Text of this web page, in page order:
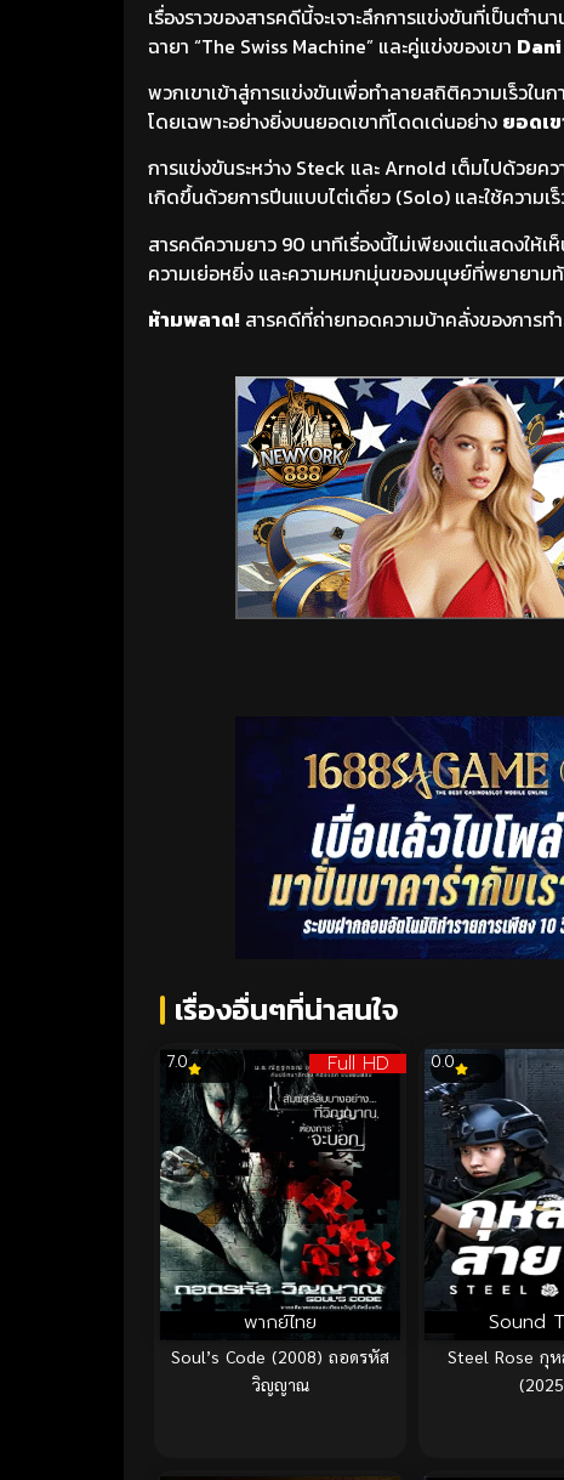
เรื่องราวของสารคดีนี้จะเจาะลึกการแข่งขันที่เป็นตำ
ฉายา “The Swiss Machine” และคู่แข่งของเขา
พวกเขาเข้าสู่การแข่งขันเพื่อทำลายสถิติความเร็วใน
โดยเฉพาะอย่างยิ่งบนยอดเขาที่โดดเด่นอย่าง ยอดเ
การแข่งขันระหว่าง Steck และ Arnold เต็มไปด้วย
เกิดขึ้นด้วยการปีนแบบไต่เดี่ยว (Solo) และใช้ควา
สารคดีความยาว 90 นาทีเรื่องนี้ไม่เพียงแต่แสดงให้
ความเย่อหยิ่ง และความหมกมุ่นของมนุษย์ที่พยายาม
ห้ามพลาด! สารคดีที่ถ่ายทอดความบ้าคลั่งของการ
เรื่องอื่นๆที่น่าสนใจ
Full HD
พากย์ไทย
7.0
Soul’s Code (2008) ถอดรหัส
วิญญาณ
Sound
0.0
Steel Rose กุ